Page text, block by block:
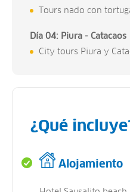
Tours nado con
Día 04: Piura - Catacaos
City tours Piura y
¿Qué
Alojamiento